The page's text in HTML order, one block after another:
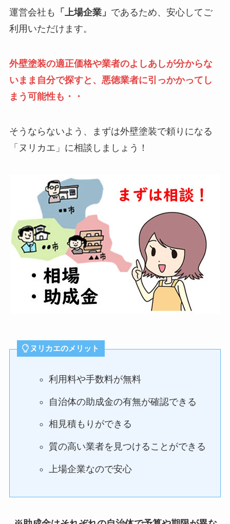
運営会社も 「上場企業」 であるため、安心してご
利用いただけます。
外壁塗装の適正価格や業者のよしあしが分からな
いまま自分で探すと、悪徳業者に引っかかってし
まう可能性も・・
そうならないよう、まずは外壁塗装で頼りになる
「ヌリカエ」に相談しましょう！
ヌリカエのメリット
利用料や手数料が無料
自治体の助成金の有無が確認できる
相見積もりができる
質の高い業者を見つけることができる
上場企業なので安心